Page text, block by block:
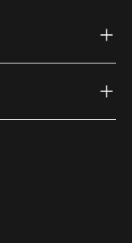
link)
(external link)
(external